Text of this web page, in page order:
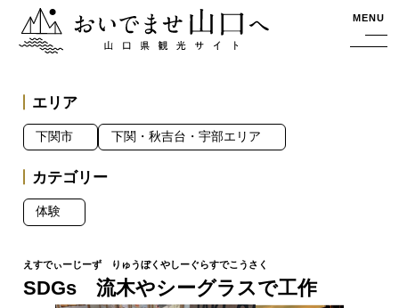
おいでませ山口へー山口県観光サイト MENU
SDGs 流木やシーグラスで工作
エリア
下関市 下関・秋吉台・宇部エリア
カテゴリー
体験